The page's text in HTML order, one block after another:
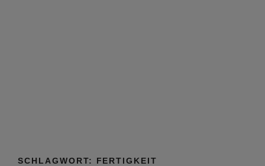
SCHLAGWORT: FERTIGKEIT